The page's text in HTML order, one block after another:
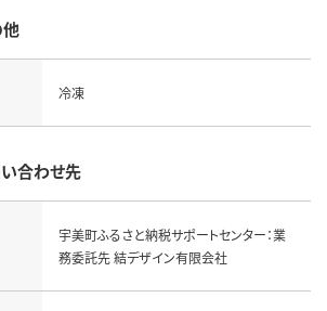
他
冷凍
合わせ先
宇美町ふるさと納税サポートセンター：業
務委託先 結デザイン有限会社